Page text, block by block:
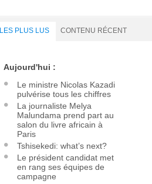
LES PLUS LUS CONTENU RÉCENT
Aujourd'hui :
Le ministre Nicolas Kazadi
pulvérise tous les chiffres
La journaliste Melya
Malundama prend part au
salon du livre africain à
Paris
Tshisekedi: what’s next?
Le président candidat met
en rang ses équipes de
campagne